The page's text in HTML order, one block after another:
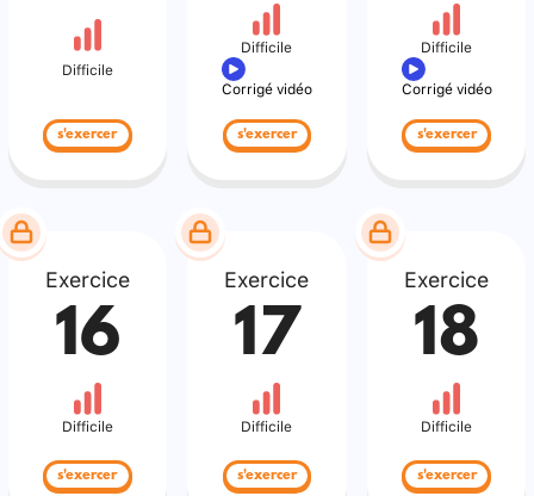
Difficile
s'exercer
Difficile
Corrigé vidéo
s'exercer
Difficile
Corrigé vidéo
s'exercer
Exercice
16
Difficile
s'exercer
Exercice
17
Difficile
s'exercer
Exercice
18
Difficile
s'exercer